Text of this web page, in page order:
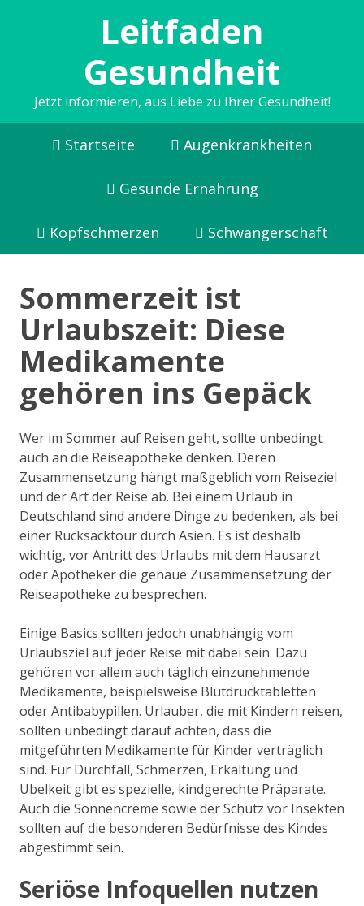
Leitfaden
Gesundheit
Jetzt informieren, aus Liebe zu Ihrer Gesundheit!
Startseite Augenkrankheiten
Gesunde Ernährung
Kopfschmerzen Schwangerschaft
Sommerzeit ist
Urlaubszeit: Diese
Medikamente
gehören ins Gepäck
Wer im Sommer auf Reisen geht, sollte unbedingt
auch an die Reiseapotheke denken. Deren
Zusammensetzung hängt maßgeblich vom Reiseziel
und der Art der Reise ab. Bei einem Urlaub in
Deutschland sind andere Dinge zu bedenken, als bei
einer Rucksacktour durch Asien. Es ist deshalb
wichtig, vor Antritt des Urlaubs mit dem Hausarzt
oder Apotheker die genaue Zusammensetzung der
Reiseapotheke zu besprechen.
Einige Basics sollten jedoch unabhängig vom
Urlaubsziel auf jeder Reise mit dabei sein. Dazu
gehören vor allem auch täglich einzunehmende
Medikamente, beispielsweise Blutdrucktabletten
oder Antibabypillen. Urlauber, die mit Kindern reisen,
sollten unbedingt darauf achten, dass die
mitgeführten Medikamente für Kinder verträglich
sind. Für Durchfall, Schmerzen, Erkältung und
Übelkeit gibt es spezielle, kindgerechte Präparate.
Auch die Sonnencreme sowie der Schutz vor Insekten
sollten auf die besonderen Bedürfnisse des Kindes
abgestimmt sein.
Seriöse Infoquellen nutzen